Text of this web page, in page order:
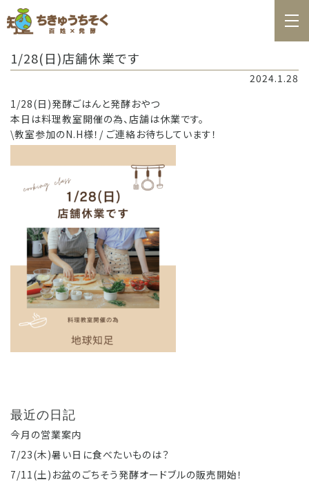
百姓日記
お知らせ
料理教室カレンダー
商品の購入
1/28(日)店舗休業です
2024.1.28
1/28(日)発酵ごはんと発酵おやつ
本日は料理教室開催の為、店舗は休業です。
\教室参加のN.H様！/ ご連絡お待ちしています！
最近の日記
今月の営業案内
7/23(木)暑い日に食べたいものは？
7/11(土)お盆のごちそう発酵オードブルの販売開始！